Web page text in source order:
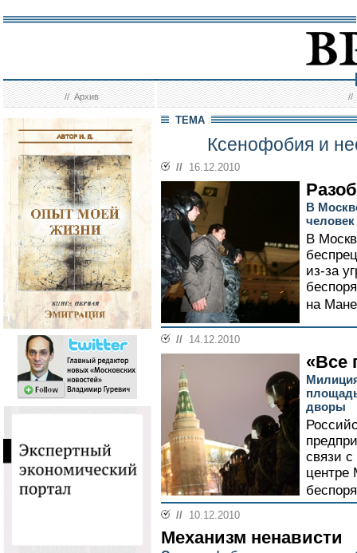
//Архив //
ТЕМА
Ксенофобия и
// 16.12.2010
В
человек
В
из-за
на
// 14.12.2010
«Все
дворы
связи
центре
// 10.12.2010
Механизм ненависти